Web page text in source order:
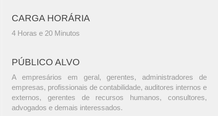
CARGA HORÁRIA
4 Horas e 20 Minutos
PÚBLICO ALVO
A empresários em geral, gerentes, administradores de
empresas, profissionais de contabilidade, auditores internos e
externos, gerentes de recursos humanos, consultores,
advogados e demais interessados.